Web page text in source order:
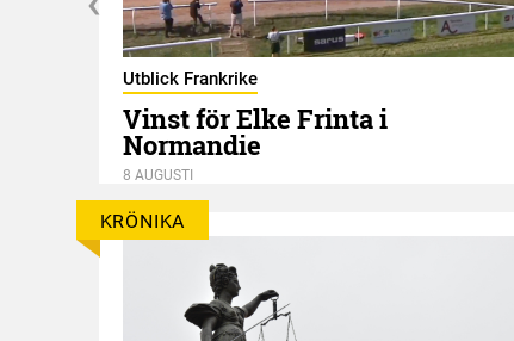
Utblick Frankrike
Vinst för Elke Frinta i
Normandie
8 AUGUSTI
KRÖNIKA